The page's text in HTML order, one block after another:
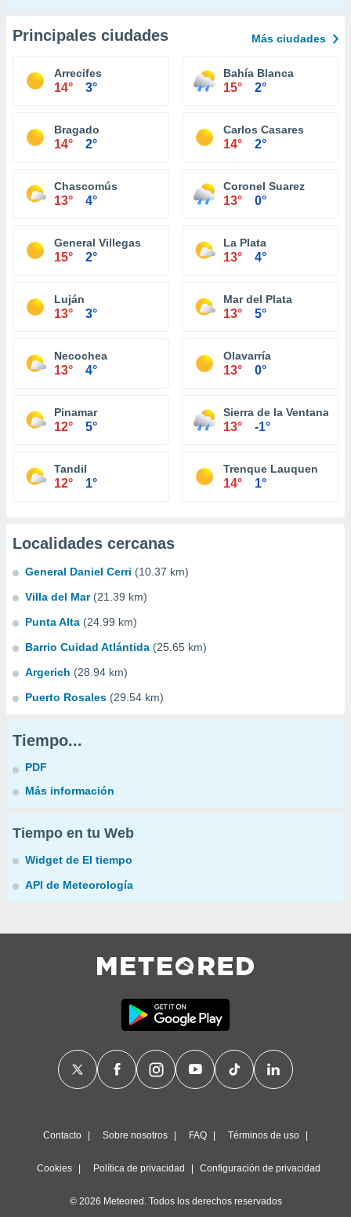
Principales ciudades Más ciudades
Arrecifes
14° 3°
Bahía Blanca
15° 2°
Bragado
14° 2°
Carlos Casares
14° 2°
Chascomús
13° 4°
Coronel Suarez
13° 0°
General Villegas
15° 2°
La Plata
13° 4°
Luján
13° 3°
Mar del Plata
13° 5°
Necochea
13° 4°
Olavarría
13° 0°
Pinamar
12° 5°
Sierra de la Ventana
13° -1°
Tandil
12° 1°
Trenque Lauquen
14° 1°
Localidades cercanas
General Daniel Cerri (10.37 km)
Villa del Mar (21.39 km)
Punta Alta (24.99 km)
Barrio Cuidad Atlántida (25.65 km)
Argerich (28.94 km)
Puerto Rosales (29.54 km)
Tiempo...
PDF
Más información
Tiempo en tu Web
Widget de El tiempo
API de Meteorología
Contacto Sobre nosotros FAQ Términos de uso
Cookies Política de privacidad Configuración de privacidad
© 2026 Meteored. Todos los derechos reservados